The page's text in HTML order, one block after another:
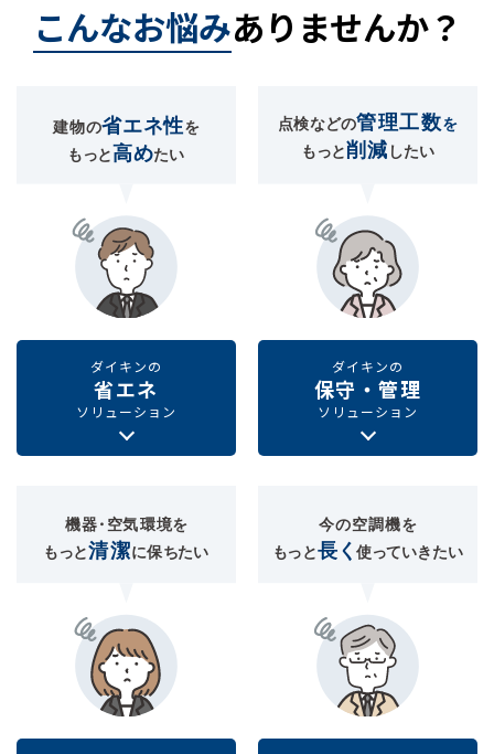
こんなお悩みありませんか？
ダイキンの
省エネ
ソリューション
ダイキンの
保守・管理
ソリューション